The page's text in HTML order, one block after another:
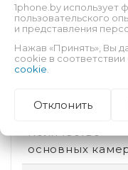
Дата выхода
Быстрая
процессора
основных
1phone.by использует
пользовательского
и представления
Нажав «Принять», Вы
cookie в соответствии
cookie
Отклонить